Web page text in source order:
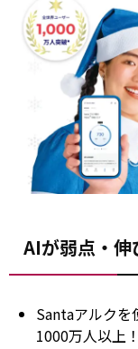
AIが弱点・伸
Santaアルクを
1000万人以上！